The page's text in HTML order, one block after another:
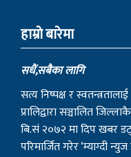
हाम्राे बारेमा
सधैं,सबैका लागि
सत्य निष्पक्ष र
प्रालिद्वारा सञ्चालित
बि.सं २०७२ मा दिप खबर
परिमार्जित गरेर ‘म्याग्दी